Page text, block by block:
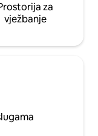
za
vježbanje